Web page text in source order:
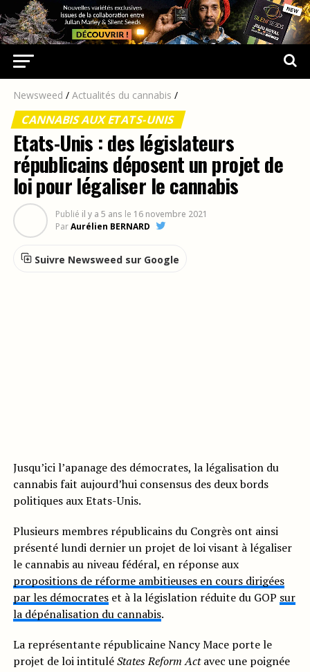
Newsweed / Actualités du cannabis /
CANNABIS AUX ETATS-UNIS
Etats-Unis : des législateurs
républicains déposent un projet de
loi pour légaliser le cannabis
Publié il y a 5 ans le 16 novembre 2021
ParAurélien BERNARD
Suivre Newsweed sur Google
Jusqu’ici l’apanage des démocrates, la légalisation du
cannabis fait aujourd’hui consensus des deux bords
politiques aux Etats-Unis.
Plusieurs membres républicains du Congrès ont ainsi
présenté lundi dernier un projet de loi visant à légaliser
le cannabis au niveau fédéral, en réponse aux
propositions de réforme ambitieuses en cours dirigées
par les démocrateset à la législation réduite du GOP sur
la dépénalisation du cannabis.
La représentante républicaine Nancy Mace porte le
projet de loi intituléStates Reform Actavec une poignée